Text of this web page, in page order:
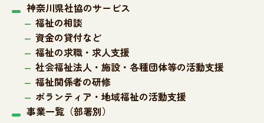
神奈川県社協のサービス
福祉の相談
資金の貸付など
福祉の求職・求人支援
社会福祉法人・施設・各種団体等の活動支援
福祉関係者の研修
ボランティア・地域福祉の活動支援
事業一覧（部署別）